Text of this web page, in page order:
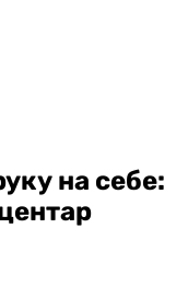
на себе: